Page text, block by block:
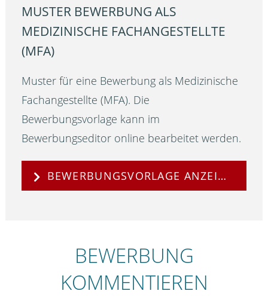
MUSTER BEWERBUNG ALS
MEDIZINISCHE FACHANGESTELLTE
(MFA)
Muster für eine Bewerbung als Medizinische
Fachangestellte (MFA). Die
Bewerbungsvorlage kann im
Bewerbungseditor online bearbeitet werden.
BEWERBUNGSVORLAGE ANZEIGEN
BEWERBUNG
KOMMENTIEREN